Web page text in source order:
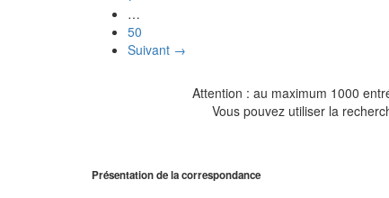
…
50
Suivant →
Attention : au maximum 1000
Vous pouvez utiliser la
Présentation de la correspondance